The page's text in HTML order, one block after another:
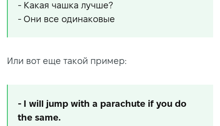
- Какая чашка лучше?
- Они все одинаковые
Или вот еще такой пример:
- I will jump with a parachute if you do
the same.